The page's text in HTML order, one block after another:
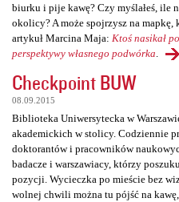
biurku i pije kawę? Czy myślałeś, ile
okolicy? A może spojrzysz na mapkę,
artykuł Marcina Maja: Ktoś nasikał
perspektywy własnego podwórka
Checkpoint BUW
08.09.2015
Biblioteka Uniwersytecka w
akademickich w stolicy. Codziennie
doktorantów i pracowników
badacze i warszawiacy, którzy
pozycji. Wycieczka po mieście bez
wolnej chwili można tu pójść na